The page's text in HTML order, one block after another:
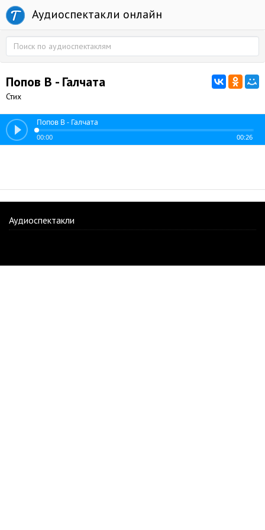
Аудиоспектакли онлайн
Попов В - Галчата
Стих
Попов В - Галчата
00:00 00:26
Аудиоспектакли